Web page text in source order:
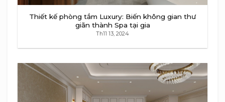
Thiết kế phòng tắm Luxury: Biến không gian thư
giãn thành Spa tại gia
Th11 13, 2024